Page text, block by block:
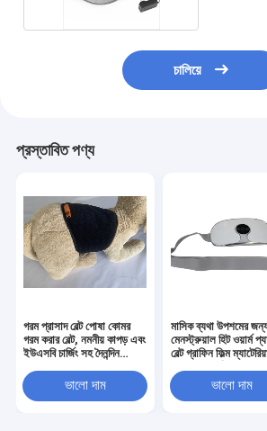
চালিয়ে
প্রস্তাবিত পণ্য
গরম প্রাসাদ বেল্ট পোষা কোমর
গরম করার বেল্ট, নমনীয় কাপড় এবং
ইউএসবি চার্জিং সহ দৈনন্দিন
হয়েছে, যা পোষা প্রাণীর কোমর
সমর্থন এবং উষ্ণতা প্রদান করে
ভালো দাম
মাসিক ব্যথা উপশমের
মেনস্ট্রুয়াল হিট ওয়ার্ম
বেল্ট গ্রাফিন ফিল্ম
ভালো দাম